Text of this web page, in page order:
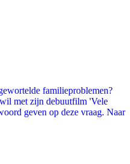
familieproblemen?
met zijn debuutfilm 'Vele
geven op deze vraag. Naar